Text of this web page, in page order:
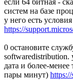
если 64 битная -
систем на базе
у него есть
https://
0 остановите
softwaredistribution.
дата и более-
пары минут)